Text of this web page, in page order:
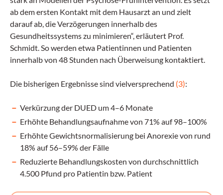
ab dem ersten Kontakt mit dem Hausarzt an und zielt
darauf ab, die Verzögerungen innerhalb des
Gesundheitssystems zu minimieren“, erläutert Prof.
Schmidt. So werden etwa Patientinnen und Patienten
innerhalb von 48 Stunden nach Überweisung kontaktiert.
Die bisherigen Ergebnisse sind vielversprechend (3):
Verkürzung der DUED um 4–6 Monate
Erhöhte Behandlungsaufnahme von 71% auf 98–100%
Erhöhte Gewichtsnormalisierung bei Anorexie von rund
18% auf 56–59% der Fälle
Reduzierte Behandlungskosten von durchschnittlich
4.500 Pfund pro Patientin bzw. Patient